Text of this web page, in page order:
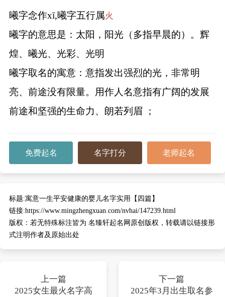
曦字念作xī,曦字五行属火
曦字的意思是：太阳，阳光（多指早晨的）。辉
煌、曦光、光彩、光明
曦字取名的寓意：意指发出强烈的光，非常明
亮、前途没有限量。用作人名意指有广阔的发展
前途和坚强的生命力、朗若列眉 ；
免费起名 名字打分 老师起名
标题:寓意一生平安健康的婴儿名字实用【四篇】
链接:https://www.mingzhengxuan.com/nvhai/147239.html
版权： 若无特殊标注皆为 名臻轩起名网原创版权，转载请以链接形
式注明作者及原始出处
上一篇
2025女生最火名字高
下一篇
2025年3月出生取名参